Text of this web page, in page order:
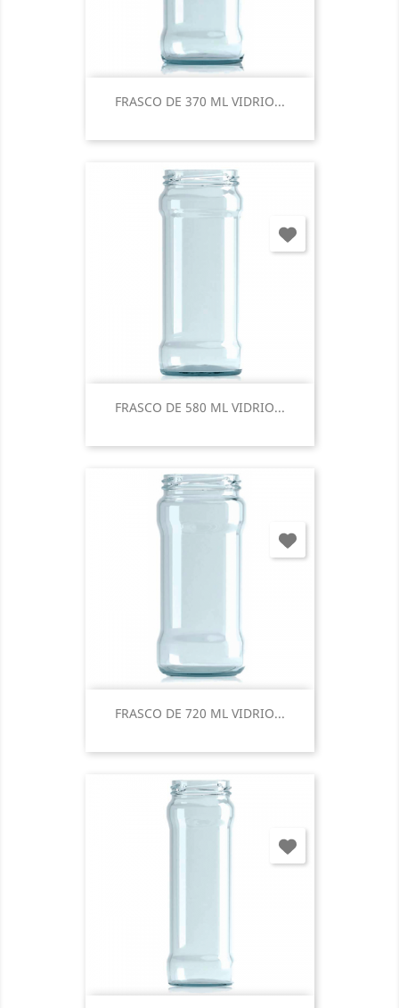
FRASCO DE 370 ML VIDRIO...
FRASCO DE 580 ML VIDRIO...
FRASCO DE 720 ML VIDRIO...